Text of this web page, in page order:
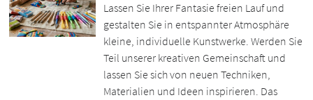
Lassen Sie Ihrer Fantasie freien Lauf und
gestalten Sie in entspannter Atmosphäre
kleine, individuelle Kunstwerke. Werden Sie
Teil unserer kreativen Gemeinschaft und
lassen Sie sich von neuen Techniken,
Materialien und Ideen inspirieren. Das